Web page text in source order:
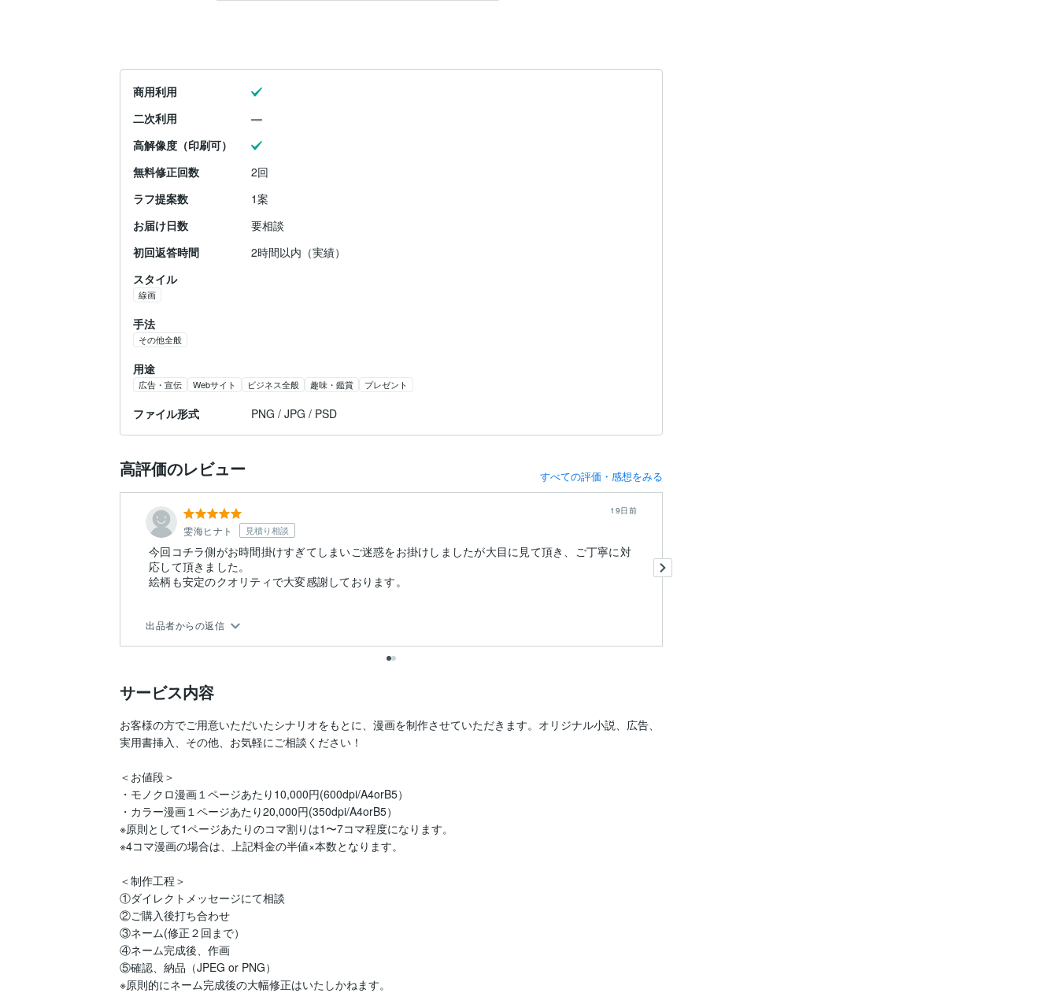
商用利用
二次利用
高解像度（印刷可）
無料修正回数
2回
ラフ提案数
1案
お届け日数
要相談
初回返答時間
2時間以内（実績）
スタイル
線画
手法
その他全般
用途
広告・宣伝 Webサイト ビジネス全般 趣味・鑑賞 プレゼント
ファイル形式 PNG / JPG / PSD
高評価のレビュー すべての評価・感想をみる
雯海ヒナト 見積り相談
19日前
今回コチラ側がお時間掛けすぎてしまいご迷惑をお掛けしましたが大目に見て頂き、ご丁寧に対
応して頂きました。
絵柄も安定のクオリティで大変感謝しております。
出品者からの返信
サービス内容
お客様の方でご用意いただいたシナリオをもとに、漫画を制作させていただきます。オリジナル小説、広告、
実用書挿入、その他、お気軽にご相談ください！
＜お値段＞
・モノクロ漫画１ページあたり10,000円(600dpi/A4orB5）
・カラー漫画１ページあたり20,000円(350dpi/A4orB5）
※原則として1ページあたりのコマ割りは1〜7コマ程度になります。
※4コマ漫画の場合は、上記料金の半値×本数となります。
＜制作工程＞
①ダイレクトメッセージにて相談
②ご購入後打ち合わせ
③ネーム(修正２回まで）
④ネーム完成後、作画
⑤確認、納品（JPEG or PNG）
※原則的にネーム完成後の大幅修正はいたしかねます。